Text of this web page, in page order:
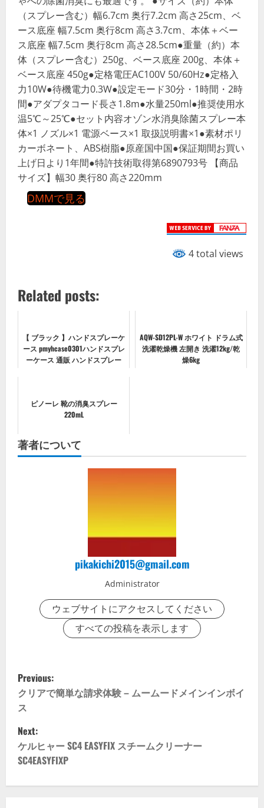
（スプレー含む）幅6.7cm 奥行7.2cm 高さ25cm、ベ
ース底座 幅7.5cm 奥行8cm 高さ3.7cm、本体＋ベー
ス底座 幅7.5cm 奥行8cm 高さ28.5cm●重量（約）本
体（スプレー含む）250g、ベース底座 200g、本体＋
ベース底座 450g●定格電圧AC100V 50/60Hz●定格入
力10W●待機電力0.3W●設定モード30分・1時間・2時
間●アダプタコード長さ1.8m●水量250ml●推奨使用水
温5℃～25℃●セット内容オゾン水消臭除菌スプレー本
体×1 ノズル×1 電源ベース×1 取扱説明書×1●素材ポリ
カーボネート、ABS樹脂●原産国中国●保証期間お買い
上げ日より1年間●特許技術取得第6890793号 【商品
サイズ】幅30 奥行80 高さ220mm
DMMで見る
4 total views
Related posts:
【 ブラック 】ハンドスプレーケ
ース pmyhcase0301ハンドスプレ
ーケース 通販 ハンドスプレー
AQW-SD12PL-W ホワイト ドラム式
洗濯乾燥機 左開き 洗濯12kg/乾
燥6kg
ピノーレ 靴の消臭スプレー
220mL
著者について
pikakichi2015@gmail.com
Administrator
ウェブサイトにアクセスしてください
すべての投稿を表示します
P
o
s
t
n
Previous:
クリアで簡単な請求体験 – ムームードメインインボイ
ス
Next:
ケルヒャー SC4 EASYFIX スチームクリーナー
SC4EASYFIXP